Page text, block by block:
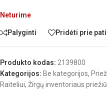
Neturime
Palyginti Pridėti prie
Produkto kodas: 2139800
Kategorijos: Be kategorijos,
Raiteliui, Žirgų inventoriaus